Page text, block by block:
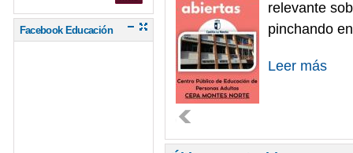
Facebook Educación
relevante
pinchando
Leer más